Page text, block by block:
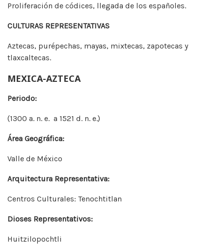
Proliferación de códices, llegada de los españoles.
CULTURAS REPRESENTATIVAS
Aztecas, purépechas, mayas, mixtecas, zapotecas y
tlaxcaltecas.
MEXICA-AZTECA
Periodo:
(1300 a. n. e. a 1521 d. n. e.)
Área Geográfica:
Valle de México
Arquitectura Representativa:
Centros Culturales: Tenochtitlan
Dioses Representativos:
Huitzilopochtli